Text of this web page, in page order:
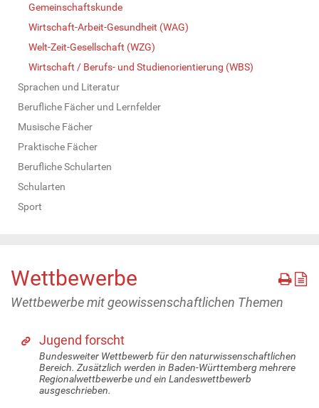
Gemeinschaftskunde
Wirtschaft-Arbeit-Gesundheit (WAG)
Welt-Zeit-Gesellschaft (WZG)
Wirtschaft / Berufs- und Studienorientierung (WBS)
Sprachen und Literatur
Berufliche Fächer und Lernfelder
Musische Fächer
Praktische Fächer
Berufliche Schularten
Schularten
Sport
Wettbewerbe
Wettbewerbe mit geowissenschaftlichen Themen
Jugend forscht
Bundesweiter Wettbewerb für den naturwissenschaftlichen
Bereich. Zusätzlich werden in Baden-Württemberg mehrere
Regionalwettbewerbe und ein Landeswettbewerb
ausgeschrieben.